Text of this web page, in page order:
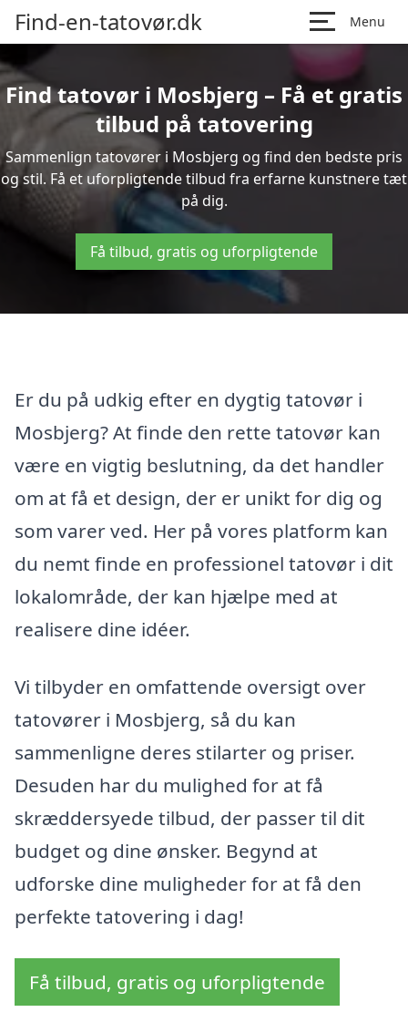
Find-en-tatovør.dk Menu
Find tatovør i Mosbjerg – Få et gratis
tilbud på tatovering
Sammenlign tatovører i Mosbjerg og find den bedste pris
og stil. Få et uforpligtende tilbud fra erfarne kunstnere tæt
på dig.
Få tilbud, gratis og uforpligtende
Er du på udkig efter en dygtig tatovør i
Mosbjerg? At finde den rette tatovør kan
være en vigtig beslutning, da det handler
om at få et design, der er unikt for dig og
som varer ved. Her på vores platform kan
du nemt finde en professionel tatovør i dit
lokalområde, der kan hjælpe med at
realisere dine idéer.
Vi tilbyder en omfattende oversigt over
tatovører i Mosbjerg, så du kan
sammenligne deres stilarter og priser.
Desuden har du mulighed for at få
skræddersyede tilbud, der passer til dit
budget og dine ønsker. Begynd at
udforske dine muligheder for at få den
perfekte tatovering i dag!
Få tilbud, gratis og uforpligtende